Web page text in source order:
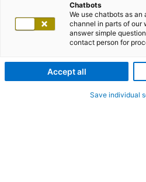
Chatbots
We use chatbots as
channel in parts of our
answer simple
contact person for
Accept all
Save individual